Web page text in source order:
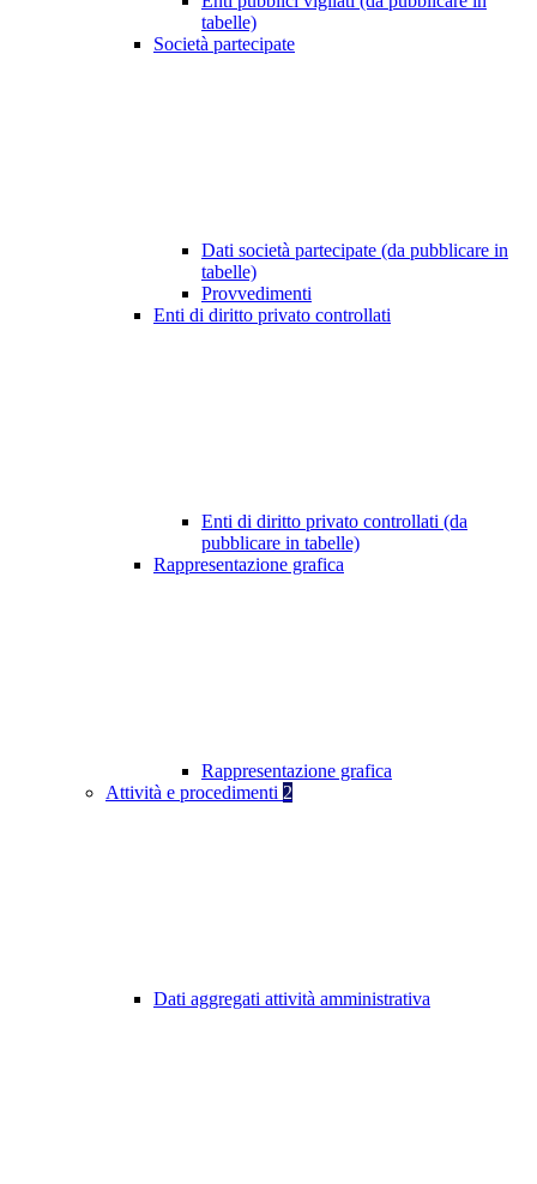
tabelle)
Società partecipate
Dati società partecipate (da pubblicare in
tabelle)
Provvedimenti
Enti di diritto privato controllati
Enti di diritto privato controllati (da
pubblicare in tabelle)
Rappresentazione grafica
Rappresentazione grafica
Attività e procedimenti 2
Dati aggregati attività amministrativa